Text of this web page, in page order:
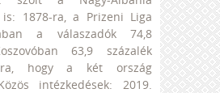
is: 1878-ra, a Prizeni Liga
a válaszadók 74,8
63,9 százalék
hogy a két ország
intézkedések: 2019.